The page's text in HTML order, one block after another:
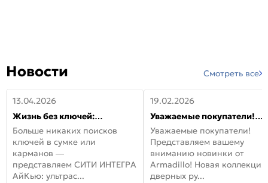
Новости Смотреть все
13.04.2026
Жизнь без ключей:
встречайте новую дверь
СИТИ ИНТЕГРА АйКью!
Больше никаких поисков
ключей в сумке или
карманов —
представляем СИТИ ИНТЕГРА
АйКью: ультрас...
19.02.2026
Уважаемые покупатели!
Представляем вашему
вниманию новинки от
Armadillo!
Уважаемые покупатели!
Представляем вашему
вниманию новинки от
Armadillo! Новая коллекция
дверных ру...